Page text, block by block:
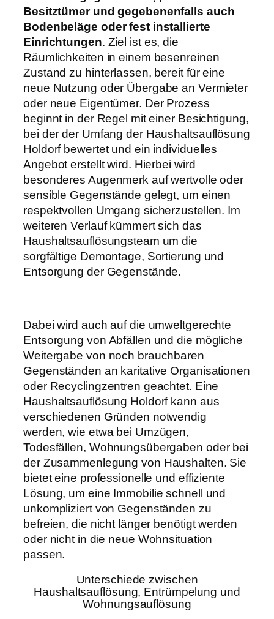
Besitztümer und gegebenenfalls auch
Bodenbeläge oder fest installierte
Einrichtungen. Ziel ist es, die
Räumlichkeiten in einem besenreinen
Zustand zu hinterlassen, bereit für eine
neue Nutzung oder Übergabe an Vermieter
oder neue Eigentümer. Der Prozess
beginnt in der Regel mit einer Besichtigung,
bei der der Umfang der Haushaltsauflösung
Holdorf bewertet und ein individuelles
Angebot erstellt wird. Hierbei wird
besonderes Augenmerk auf wertvolle oder
sensible Gegenstände gelegt, um einen
respektvollen Umgang sicherzustellen. Im
weiteren Verlauf kümmert sich das
Haushaltsauflösungsteam um die
sorgfältige Demontage, Sortierung und
Entsorgung der Gegenstände.
Dabei wird auch auf die umweltgerechte
Entsorgung von Abfällen und die mögliche
Weitergabe von noch brauchbaren
Gegenständen an karitative Organisationen
oder Recyclingzentren geachtet. Eine
Haushaltsauflösung Holdorf kann aus
verschiedenen Gründen notwendig
werden, wie etwa bei Umzügen,
Todesfällen, Wohnungsübergaben oder bei
der Zusammenlegung von Haushalten. Sie
bietet eine professionelle und effiziente
Lösung, um eine Immobilie schnell und
unkompliziert von Gegenständen zu
befreien, die nicht länger benötigt werden
oder nicht in die neue Wohnsituation
passen.
Unterschiede zwischen
Haushaltsauflösung, Entrümpelung und
Wohnungsauflösung